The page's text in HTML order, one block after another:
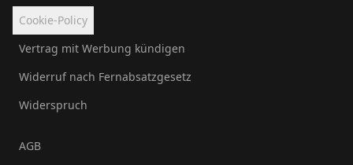
Cookie-Policy
Vertrag mit Werbung kündigen
Widerruf nach Fernabsatzgesetz
Widerspruch
AGB